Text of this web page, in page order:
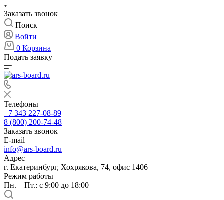
Заказать звонок
Поиск
Войти
0 Корзина
Подать заявку
Телефоны
+7 343 227-08-89
8 (800) 200-74-48
Заказать звонок
E-mail
info@ars-board.ru
Адрес
г. Екатеринбург, Хохрякова, 74, офис 1406
Режим работы
Пн. – Пт.: с 9:00 до 18:00